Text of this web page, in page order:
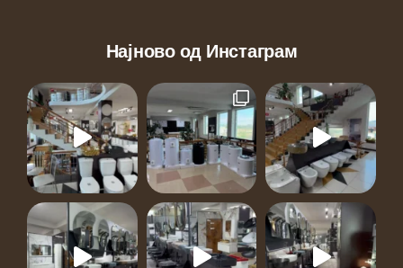
Најново од Инстаграм